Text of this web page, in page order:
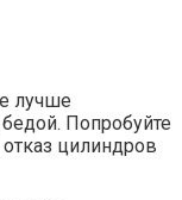
лучше
Попробуйте
цилиндров